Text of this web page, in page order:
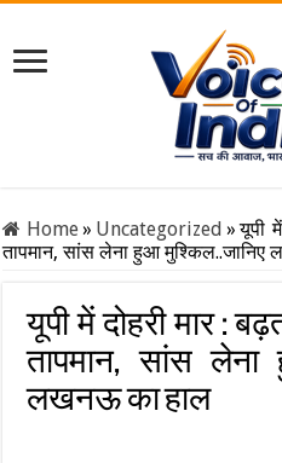
Home» Uncategorized » यूपी
तापमान, सांस लेना हुआ
यूपी में दोहरी मार :
तापमान, सांस लेना
लखनऊ का हाल